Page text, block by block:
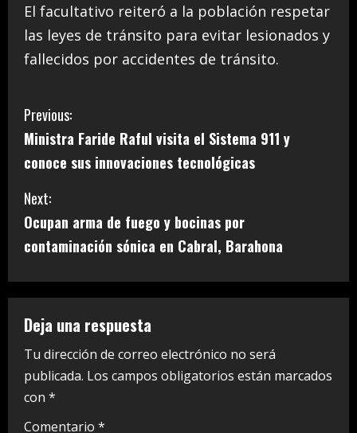
El facultativo reiteró a la población respetar
las leyes de tránsito para evitar lesionados y
fallecidos por accidentes de tránsito.
C
o
n
t
i
n
u
e
R
e
Previous:
Ministra Faride Raful visita el Sistema 911 y
conoce sus innovaciones tecnológicas
Next:
Ocupan arma de fuego y bocinas por
contaminación sónica en Cabral, Barahona
Deja una respuesta
Tu dirección de correo electrónico no será
publicada. Los campos obligatorios están marcados
con *
Comentario *